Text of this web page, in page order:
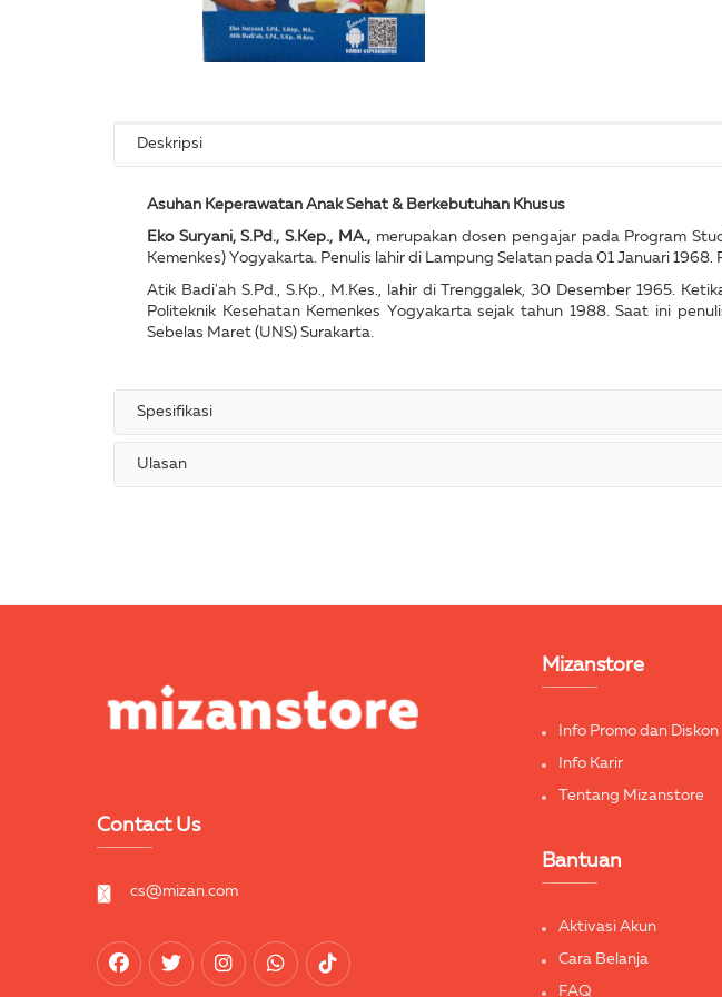
Deskripsi
Asuhan Keperawatan Anak Sehat & Berkebutuhan Khusus
Eko Suryani, S.Pd., S.Kep., MA.,merupakan dosen pengajar pada Program
Kemenkes) Yogyakarta. Penulis lahir di Lampung Selatan pada 01 Januari
Atik Badi'ah S.Pd., S.Kp., M.Kes., lahir di Trenggalek, 30 Desember 1965.
Politeknik Kesehatan Kemenkes Yogyakarta sejak tahun 1988. Saat ini
Sebelas Maret (UNS) Surakarta.
Spesifikasi
Ulasan
Contact Us
cs@mizan.com
Mizanstore
Info Promo dan Diskon
Info Karir
Tentang Mizanstore
Bantuan
Aktivasi Akun
Cara Belanja
FAQ